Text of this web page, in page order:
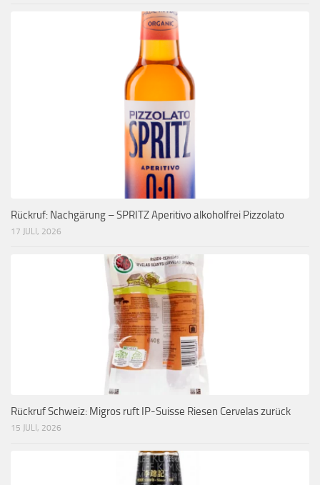
Rückruf: Nachgärung – SPRITZ Aperitivo alkoholfrei Pizzolato
17 JULI, 2026
Rückruf Schweiz: Migros ruft IP-Suisse Riesen Cervelas zurück
15 JULI, 2026